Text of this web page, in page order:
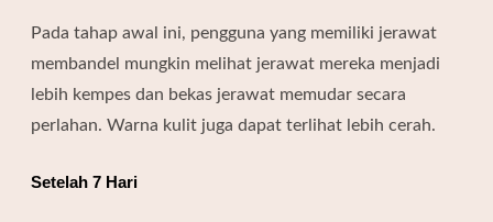
Pada tahap awal ini, pengguna yang memiliki jerawat
membandel mungkin melihat jerawat mereka menjadi
lebih kempes dan bekas jerawat memudar secara
perlahan. Warna kulit juga dapat terlihat lebih cerah.
Setelah 7 Hari